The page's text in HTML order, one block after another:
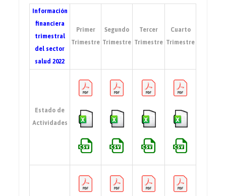
Información
financiera
trimestral
del sector
salud 2022
Primer
Trimestre
Segundo
Trimestre
Tercer
Trimestre
Cuarto
Trimestre
Estado de
Actividades